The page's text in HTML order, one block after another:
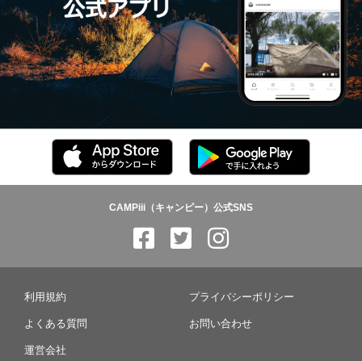
CAMPiii（キャンピー）公式SNS
利用規約 プライバシーポリシー
よくある質問 お問い合わせ
運営会社